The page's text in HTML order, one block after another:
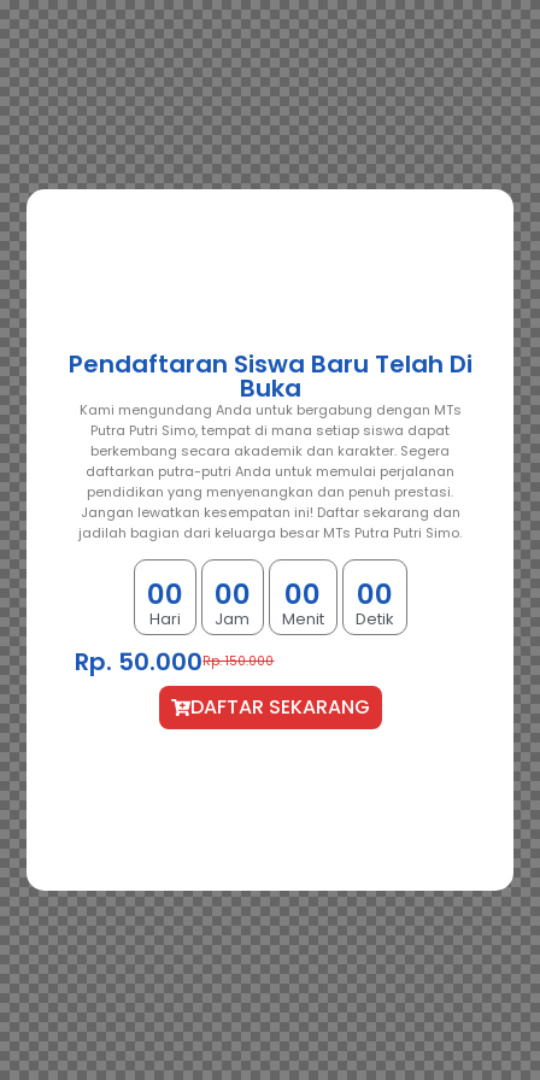
Pendaftaran Siswa Baru Telah Di
Buka
Kami mengundang Anda untuk bergabung dengan MTs
Putra Putri Simo, tempat di mana setiap siswa dapat
berkembang secara akademik dan karakter. Segera
daftarkan putra-putri Anda untuk memulai perjalanan
pendidikan yang menyenangkan dan penuh prestasi.
Jangan lewatkan kesempatan ini! Daftar sekarang dan
jadilah bagian dari keluarga besar MTs Putra Putri Simo.
00
Hari
00
Jam
00
Menit
00
Detik
Rp. 50.000Rp. 150.000
DAFTAR SEKARANG